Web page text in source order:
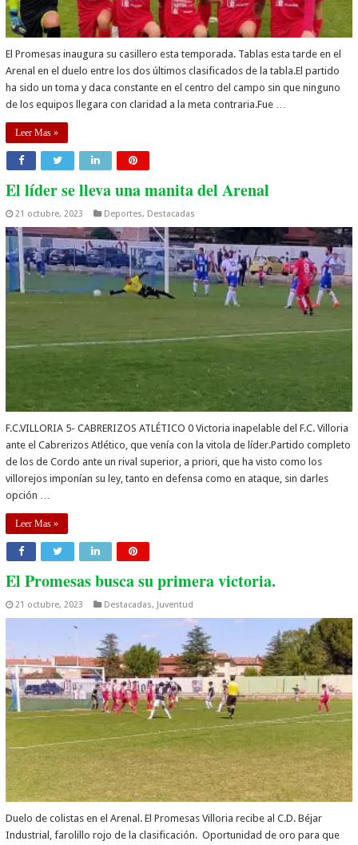
El Promesas inaugura su casillero esta temporada. Tablas esta tarde en el
Arenal en el duelo entre los dos últimos clasificados de la tabla.El partido
ha sido un toma y daca constante en el centro del campo sin que ninguno
de los equipos llegara con claridad a la meta contraria.Fue …
Leer Mas »
El líder se lleva una manita del Arenal
21 octubre, 2023 Deportes, Destacadas
F.C.VILLORIA 5- CABRERIZOS ATLÉTICO 0 Victoria inapelable del F.C. Villoria
ante el Cabrerizos Atlético, que venía con la vitola de líder.Partido completo
de los de Cordo ante un rival superior, a priori, que ha visto como los
villorejos imponían su ley, tanto en defensa como en ataque, sin darles
opción …
Leer Mas »
El Promesas busca su primera victoria.
21 octubre, 2023 Destacadas, Juventud
Duelo de colistas en el Arenal. El Promesas Villoria recibe al C.D. Béjar
Industrial, farolillo rojo de la clasificación. Oportunidad de oro para que